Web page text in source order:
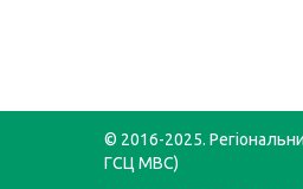
© 2016-2025.
ГСЦ МВС)